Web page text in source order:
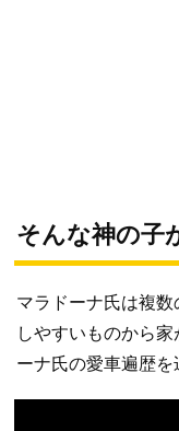
そんな神の子
マラドーナ氏は複
しやすいものから
ーナ氏の愛車遍歴を